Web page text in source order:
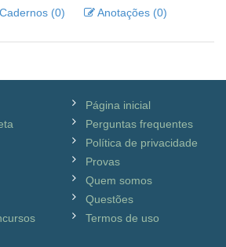
Cadernos (0)
Anotações (0)
Página inicial
Perguntas frequentes
Política de privacidade
Provas
Quem somos
Questões
Termos de uso